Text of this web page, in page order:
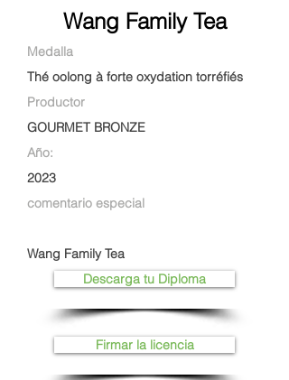
Wang Family Tea
Medalla
Thé oolong à forte oxydation torréfiés
Productor
GOURMET BRONZE
Año:
2023
comentario especial
Wang Family Tea
Descarga tu Diploma
Firmar la licencia